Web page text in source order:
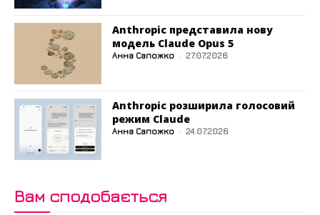
Anthropic представила нову
модель Claude Opus 5
Анна Сапожко - 27.07.2026
Anthropic розширила голосовий
режим Claude
Анна Сапожко - 24.07.2026
Вам сподобається